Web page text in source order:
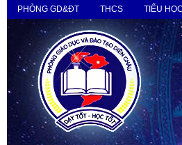
PHÒNG GD&ĐT THCS TIỂU HỌC